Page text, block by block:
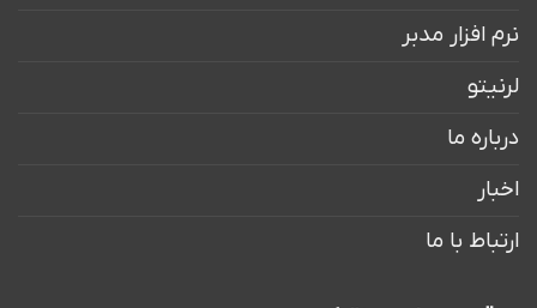
نرم افزار مدبر
لرنیتو
درباره ما
اخبار
ارتباط با ما